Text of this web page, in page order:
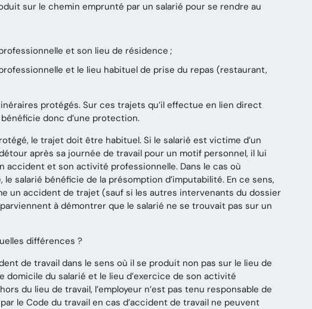
sur le chemin emprunté par un salarié pour se rendre au
et son lieu de résidence ;
et le lieu habituel de prise du repas (restaurant,
protégés. Sur ces trajets qu’il effectue en lien direct
donc d’une protection.
le trajet doit être habituel. Si le salarié est victime d’un
après sa journée de travail pour un motif personnel, il lui
accident et son activité professionnelle. Dans le cas où
salarié bénéficie de la présomption d’imputabilité. En ce sens,
un accident de trajet (sauf si les autres intervenants du dossier
à démontrer que le salarié ne se trouvait pas sur un
différences ?
de travail dans le sens où il se produit non pas sur le lieu de
du salarié et le lieu d’exercice de son activité
du lieu de travail, l’employeur n’est pas tenu responsable de
le Code du travail en cas d’accident de travail ne peuvent